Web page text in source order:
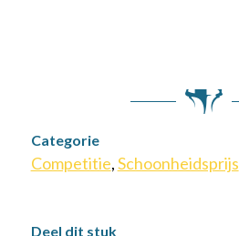
Categorie
Competitie,Schoonheidsprijs
Deel dit stuk